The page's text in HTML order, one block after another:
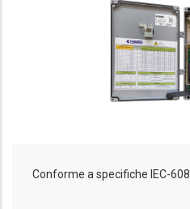
Conforme a specifiche IEC-